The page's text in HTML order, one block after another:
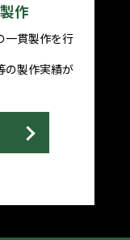
作
一貫製作を行
の製作実績が